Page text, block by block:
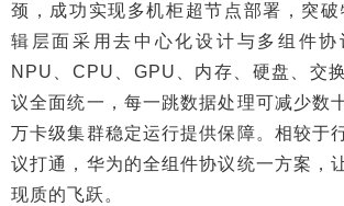
颈，成功实现多机柜超节点部署，突
辑层面采用去中心化设计与多组件协
NPU、CPU、GPU、内存、硬盘、交
议全面统一，每一跳数据处理可减少数
万卡级集群稳定运行提供保障。相较于
议打通，华为的全组件协议统一方案，
现质的飞跃。